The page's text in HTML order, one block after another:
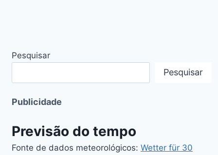
Pesquisar
Pesquisar
Publicidade
Previsão do tempo
Fonte de dados meteorológicos: Wetter für 30